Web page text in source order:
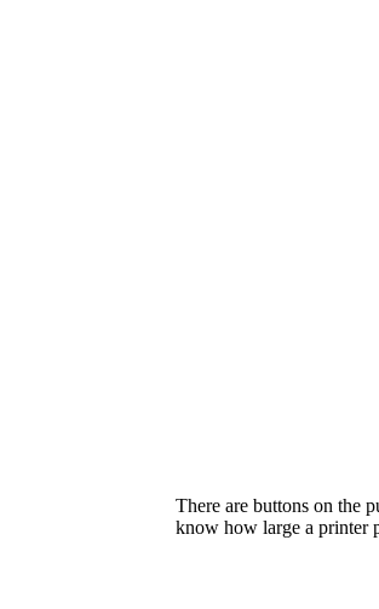
There are buttons on the
know how large a printer